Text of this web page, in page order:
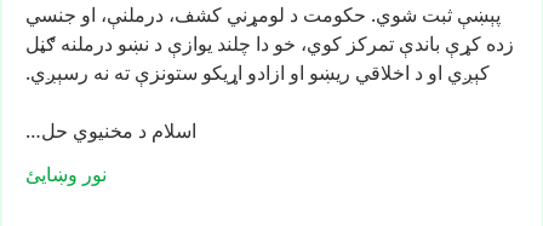
پېښې ثبت شوي. حکومت د لومړني کشف، درملنې، او جنسي
زده کړې باندې تمرکز کوي، خو دا چلند یوازې د نښو درملنه ګڼل
کېږي او د اخلاقي ریښو او ازادو اړیکو ستونزې ته نه رسېږي.
اسلام د مخنیوي حل…
نور وښایئ